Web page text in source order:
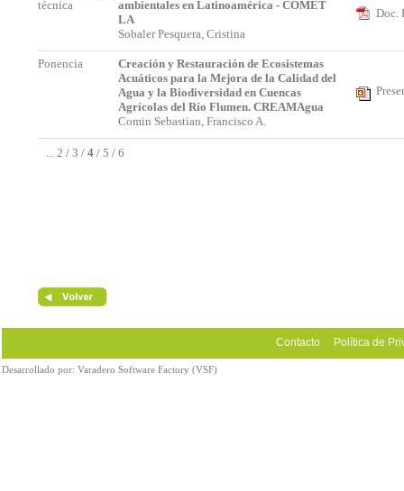
técnica
ambientales en Latinoamérica - COMET
LA
Sobaler Pesquera, Cristina
Doc.
Ponencia
Creación y Restauración de Ecosistemas
Acuáticos para la Mejora de la Calidad del
Agua y la Biodiversidad en Cuencas
Agrícolas del Río Flumen. CREAMAgua
Comin Sebastian, Francisco A.
... 2 / 3 / 4 / 5 / 6
Contacto Política de
Desarrollado por: Varadero Software Factory (VSF)